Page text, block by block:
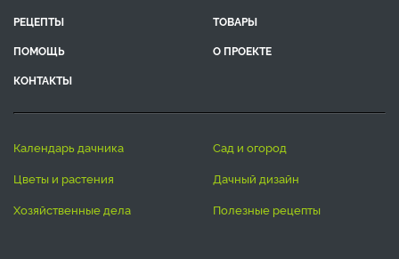
РЕЦЕПТЫ
ТОВАРЫ
ПОМОЩЬ
О ПРОЕКТЕ
КОНТАКТЫ
календарь дачника
сад и огород
цветы и растения
дачный дизайн
хозяйственные дела
полезные рецепты